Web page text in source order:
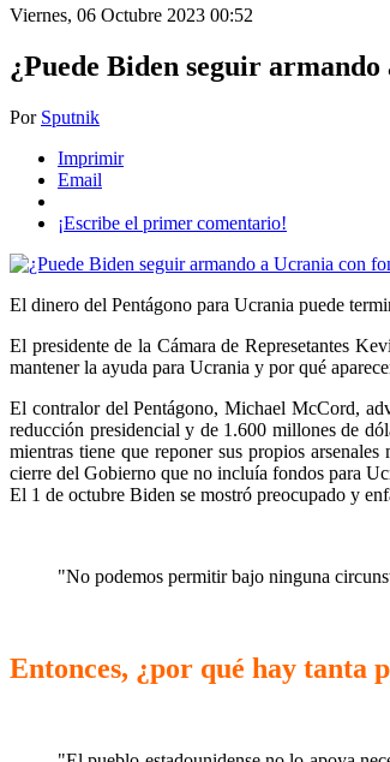
Viernes, 06 Octubre 2023 00:52
¿Puede Biden seguir
Por Sputnik
Imprimir
Email
¡Escribe el primer comentario!
El dinero del Pentágono para Ucrania puede
El presidente de la Cámara de Represetantes
mantener la ayuda para Ucrania y por qué
El contralor del Pentágono, Michael McCord,
reducción presidencial y de 1.600 millones de
mientras tiene que reponer sus propios
cierre del Gobierno que no incluía fondos para
El 1 de octubre Biden se mostró preocupado y
"No podemos permitir bajo ninguna
Entonces, ¿por qué hay tanta